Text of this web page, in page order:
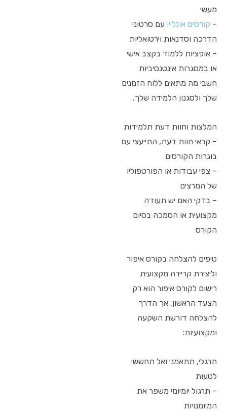
מעשי
– קורסים אונליין עם סרטוני
הדרכה וסדנאות וירטואליות
– אופציות ללמוד בקצב אישי
או במסגרות אינטנסיביות
חשבי מה מתאים ללוח הזמנים
שלך ולסגנון הלמידה שלך.
המלצות וחוות דעת תלמידות
– קראי חוות דעת, התייעצי עם
בוגרות הקורסים
– צפי עבודות או הפורטפוליו
של המרצים
– בדקי האם יש תעודה
מקצועית או הסמכה בסיום
הקורס
טיפים להצלחה בקורס איפור
וליצירת קריירה מקצועית
רישום לקורס איפור הוא רק
הצעד הראשון, אך הדרך
להצלחה דורשת השקעה
ומקצועיות:
תרגלי, תתאמני ואל תחששי
לטעות
– תרגול יומיומי משפר את
המיומנויות